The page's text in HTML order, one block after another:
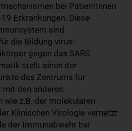
bei PatientInnen
Erkrankungen. Diese
sind
die Bildung virus-
gegen das SARS
stellt einen der
des Zentrums für
mit den anderen
wie z.B. der molekularen
Klinischen Virologie vernetzt
der Immunabwehr bei